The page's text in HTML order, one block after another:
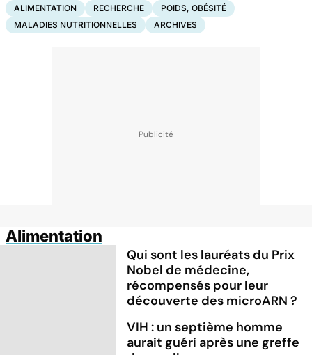
ALIMENTATION RECHERCHE
POIDS, OBÉSITÉ
MALADIES NUTRITIONNELLES
ARCHIVES
Alimentation
Qui sont les lauréats du Prix
Nobel de médecine,
récompensés pour leur
découverte des microARN ?
VIH : un septième homme
aurait guéri après une greffe